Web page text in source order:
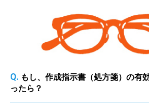
Q. もし、作成指示書（処方箋）の有
ったら？